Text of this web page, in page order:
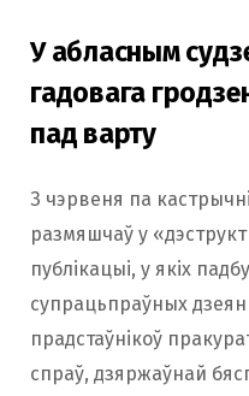
У абласным
гадовага
пад варту
З чэрвеня па
размяшчаў у
публікацыі, у якіх
супрацьпраўных
прадстаўнікоў
спраў, дзяржаўнай